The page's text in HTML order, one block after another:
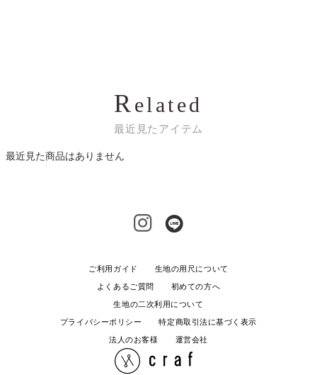
R elated
最近見たアイテム
最近見た商品はありません
ご利用ガイド 生地の用尺について
よくあるご質問 初めての方へ
生地の二次利用について
プライバシーポリシー 特定商取引法に基づく表示
法人のお客様 運営会社